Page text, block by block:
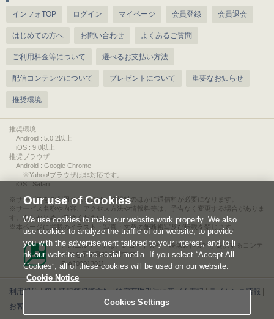
インフォTOP ログイン マイページ 会員登録 会員退会
はじめての方へ お問い合わせ よくあるご質問
ご利用料金等について 選べるお支払い方法
配信コンテンツについて プレゼントについて 重要なお知らせ
推奨環境
推奨環境
Android : 5.0.2以上
iOS : 9.0以上
推奨ブラウザ
Android : Google Chrome
※Yahoo!ブラウザは非対応です。
iOS : Safari
サービスをご利用されるには、情報料のほかに通信料が必要になります。
サービス名称や内容、アクセス方法や情報料等は、予告なく変更する場合がありま
す。あらかじめご了承ください。
本ページに掲載のイラスト・写真・文章の無断複写及び転載を禁じます。
このエルマークは、レコード会社・映像製作会社が提供するコンテ
ンツを示す登録商標です。
RIAJ00013011
利用規約|個人情報等保護方針|特定商取引法に基づく表記|ライセンス情報
お客様情報の外部送信について|Cookies Settings
Our use of Cookies
We use cookies to make our website work properly. We also
use cookies to analyze the traffic of our website, to provide
you with the advertisement tailored to your interest, and to li
nk our website to the social media. If you select “Accept All
Cookies”, all of these cookies will be used on our website.
Cookie Notice
Cookies Settings